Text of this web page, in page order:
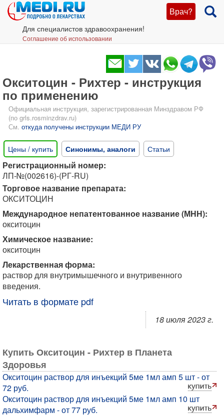
Врач?
Для специалистов здравоохранения!
Соглашение об использовании
Окситоцин - Рихтер - инструкция
по применению
Официальная инструкция, зарегистрированная Минздравом РФ
(по grls.rosminzdrav.ru)
См. откуда получены инструкции МЕДИ РУ
Цены / купить Синонимы, аналоги Статьи
Регистрационный номер:
ЛП-№(002616)-(РГ-RU)
Торговое название препарата:
ОКСИТОЦИН
Международное непатентованное название (МНН):
окситоцин
Химическое название:
окситоцин
Лекарственная форма:
раствор для внутримышечного и внутривенного
введения.
Читать в формате pdf
18 июля 2023 г.
Купить Окситоцин - Рихтер в Планета
Здоровья
Окситоцин раствор для инъекций 5ме 1мл амп 5 шт - от
72 руб.
Окситоцин раствор для инъекций 5ме 1мл амп 10 шт
дальхимфарм - от 77 руб.